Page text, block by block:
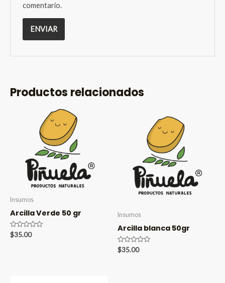
comentario.
Productos relacionados
Insumos
Arcilla Verde 50 gr
Valorado
en
$35.00
Insumos
Arcilla blanca 50gr
Valorado
en
$35.00